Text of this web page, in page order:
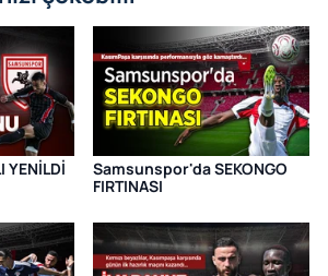
YENİLDİ
Samsunspor'da SEKONGO
FIRTINASI